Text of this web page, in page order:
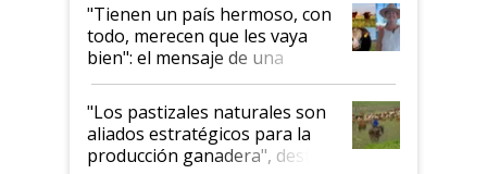
"Tienen un país hermoso, con
todo, merecen que les vaya
bien": el mensaje de una
ganadera uruguaya sobre las
oportunidades que se abren
para el agro en Argentina, con
foco en la carne
"Los pastizales naturales son
aliados estratégicos para la
producción ganadera", destaca